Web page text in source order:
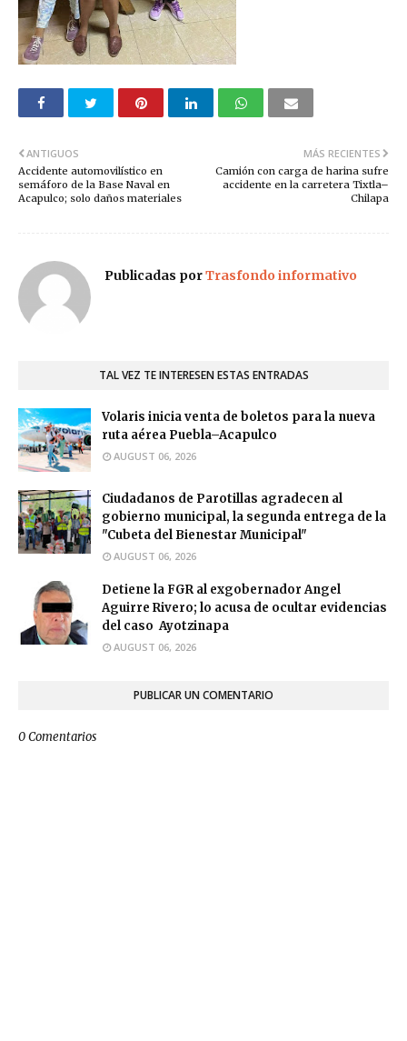
MÁS RECIENTES
Camión con carga de harina sufre
accidente en la carretera Tixtla–
Chilapa
ANTIGUOS
Accidente automovilístico en
semáforo de la Base Naval en
Acapulco; solo daños materiales
Publicadas porTrasfondo informativo
TAL VEZ TE INTERESEN ESTAS ENTRADAS
Volaris inicia venta de boletos para la nueva
ruta aérea Puebla–Acapulco
AUGUST 06, 2026
Ciudadanos de Parotillas agradecen al
gobierno municipal, la segunda entrega de la
"Cubeta del Bienestar Municipal"
AUGUST 06, 2026
Detiene la FGR al exgobernador Angel
Aguirre Rivero; lo acusa de ocultar evidencias
del caso Ayotzinapa
AUGUST 06, 2026
PUBLICAR UN COMENTARIO
0 Comentarios